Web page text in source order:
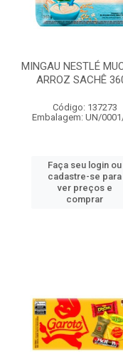
MINGAU NESTLÉ
ARROZ SACHÊ
Código: 137273
Embalagem: UN/
Faça seu login ou
cadastre-se para
ver preços e
comprar